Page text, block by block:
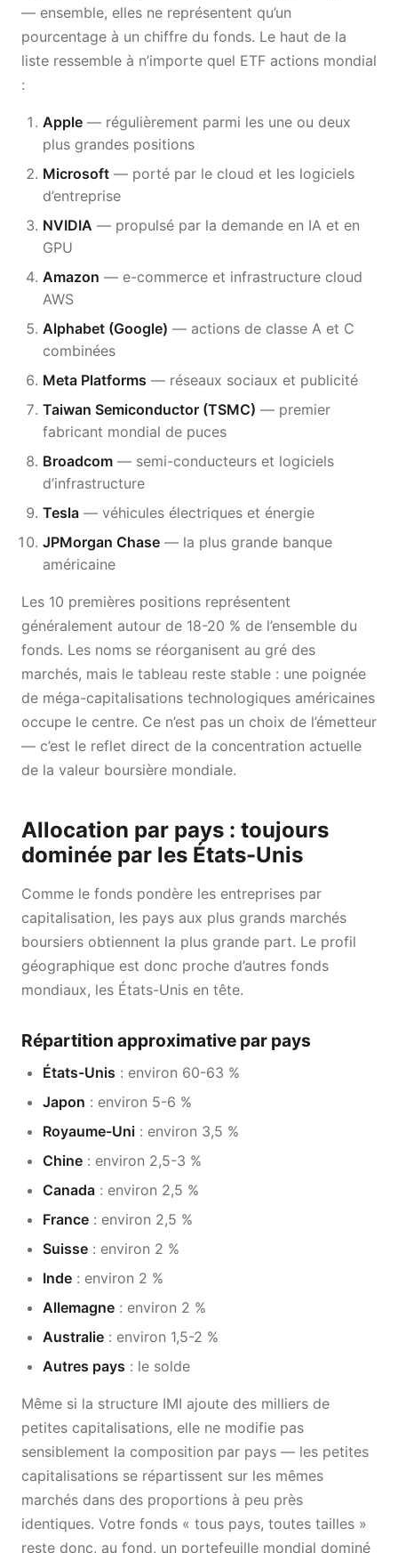
— ensemble, elles ne représentent qu’un
pourcentage à un chiffre du fonds. Le haut de la
liste ressemble à n’importe quel ETF actions mondial
:
Apple — régulièrement parmi les une ou deux
plus grandes positions
Microsoft — porté par le cloud et les logiciels
d’entreprise
NVIDIA — propulsé par la demande en IA et en
GPU
Amazon — e-commerce et infrastructure cloud
AWS
Alphabet (Google) — actions de classe A et C
combinées
Meta Platforms — réseaux sociaux et publicité
Taiwan Semiconductor (TSMC) — premier
fabricant mondial de puces
Broadcom — semi-conducteurs et logiciels
d’infrastructure
Tesla — véhicules électriques et énergie
JPMorgan Chase — la plus grande banque
américaine
Les 10 premières positions représentent
généralement autour de 18-20 % de l’ensemble du
fonds. Les noms se réorganisent au gré des
marchés, mais le tableau reste stable : une poignée
de méga-capitalisations technologiques américaines
occupe le centre. Ce n’est pas un choix de l’émetteur
— c’est le reflet direct de la concentration actuelle
de la valeur boursière mondiale.
Allocation par pays : toujours
dominée par les États-Unis
Comme le fonds pondère les entreprises par
capitalisation, les pays aux plus grands marchés
boursiers obtiennent la plus grande part. Le profil
géographique est donc proche d’autres fonds
mondiaux, les États-Unis en tête.
Répartition approximative par pays
États-Unis : environ 60-63 %
Japon : environ 5-6 %
Royaume-Uni : environ 3,5 %
Chine : environ 2,5-3 %
Canada : environ 2,5 %
France : environ 2,5 %
Suisse : environ 2 %
Inde : environ 2 %
Allemagne : environ 2 %
Australie : environ 1,5-2 %
Autres pays : le solde
Même si la structure IMI ajoute des milliers de
petites capitalisations, elle ne modifie pas
sensiblement la composition par pays — les petites
capitalisations se répartissent sur les mêmes
marchés dans des proportions à peu près
identiques. Votre fonds « tous pays, toutes tailles »
reste donc, au fond, un portefeuille mondial dominé